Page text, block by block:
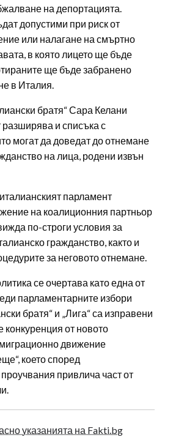
на депортацията.
допустими при риск от
или налагане на смъртно
в която лицето ще бъде
ще бъде забранено
в Италия.
братя“ Сара Келани
разширява и списъка с
могат да доведат до отнемане
на лица, родени извън
парламент
на коалиционния партньор
по-строги условия за
гражданство, както и
за неговото отнемане.
се очертава като една от
парламентарните избори
братя“ и „Лига“ са изправени
конкуренция от новото
движение
което според
привлича част от
указанията на Fakti.bg